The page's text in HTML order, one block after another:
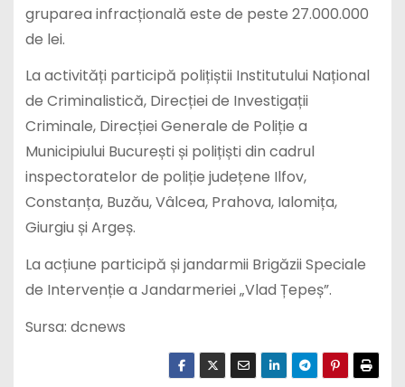
gruparea infracțională este de peste 27.000.000
de lei.
La activități participă polițiștii Institutului Național
de Criminalistică, Direcției de Investigații
Criminale, Direcției Generale de Poliție a
Municipiului București și polițiști din cadrul
inspectoratelor de poliție județene Ilfov,
Constanța, Buzău, Vâlcea, Prahova, Ialomița,
Giurgiu și Argeș.
La acțiune participă și jandarmii Brigăzii Speciale
de Intervenție a Jandarmeriei „Vlad Țepeș”.
Sursa: dcnews